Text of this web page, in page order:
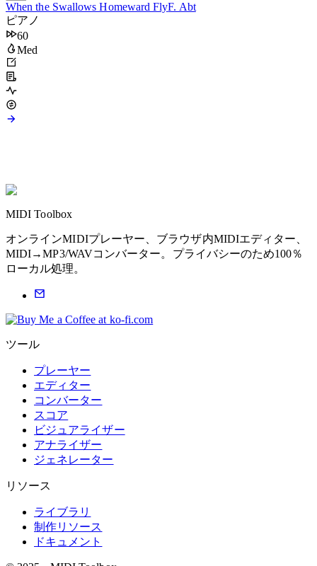
When the Swallows Homeward FlyF. Abt
ピアノ
60
Med
MIDI Toolbox
オンラインMIDIプレーヤー、ブラウザ内MIDIエディター、
MIDI→MP3/WAVコンバーター。プライバシーのため100％
ローカル処理。
ツール
プレーヤー
エディター
コンバーター
スコア
ビジュアライザー
アナライザー
ジェネレーター
リソース
ライブラリ
制作リソース
ドキュメント